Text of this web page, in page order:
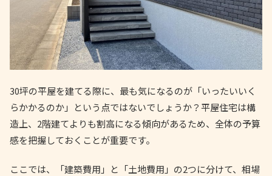
30坪の平屋を建てる際に、最も気になるのが「いったいいく
らかかるのか」という点ではないでしょうか？平屋住宅は構
造上、2階建てよりも割高になる傾向があるため、全体の予算
感を把握しておくことが重要です。
ここでは、「建築費用」と「土地費用」の2つに分けて、相場